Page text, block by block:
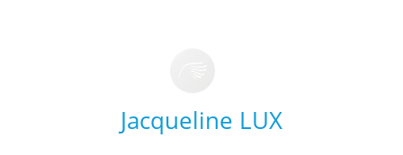
Jacqueline LUX